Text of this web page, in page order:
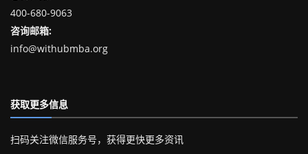
400-680-9063
咨询邮箱:
info@withubmba.org
获取更多信息
扫码关注微信服务号，获得更快更多资讯